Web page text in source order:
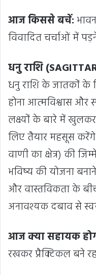
आज किससे बचें:
विवादित चर्चाओं में
धनु राशि
धनु राशि के जातकों के
होना आत्मविश्वास और
लक्ष्यों के बारे में
लिए तैयार महसूस
वाणी का क्षेत्र) की
भविष्य की योजना
और वास्तविकता के
अनावश्यक दबाव से
आज क्या सहायक
रखकर प्रैक्टिकल बने